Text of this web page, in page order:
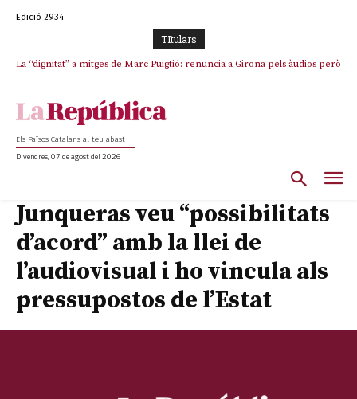
Edició 2934
TItulars
La “dignitat” a mitges de Marc Puigtió: renuncia a Girona pels àudios però
Els Països Catalans al teu abast
Divendres, 07 de agost del 2026
Junqueras veu “possibilitats
d’acord” amb la llei de
l’audiovisual i ho vincula als
pressupostos de l’Estat